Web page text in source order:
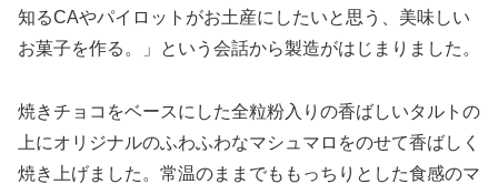
知るCAやパイロットがお土産にしたいと思う、美味しい
お菓子を作る。」という会話から製造がはじまりました。
焼きチョコをベースにした全粒粉入りの香ばしいタルトの
上にオリジナルのふわふわなマシュマロをのせて香ばしく
焼き上げました。常温のままでももっちりとした食感のマ